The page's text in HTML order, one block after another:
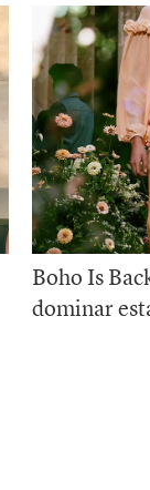
Boho Is
dominar